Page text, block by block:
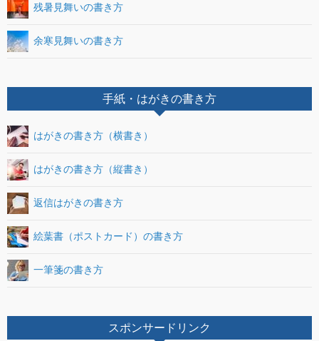
残暑見舞いの書き方
余寒見舞いの書き方
手紙・はがきの書き方
はがきの書き方（横書き）
はがきの書き方（縦書き）
返信はがきの書き方
絵葉書（ポストカード）の書き方
一筆箋の書き方
スポンサードリンク